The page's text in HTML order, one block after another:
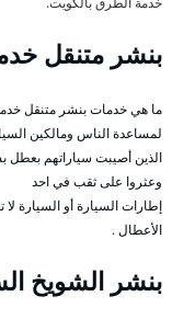
بنشر متنقل
ما هي خدمات بنشر متنقل
لمساعدة الناس ومالكين
الذين أصيبت سياراتهم بعطل
وعثروا على ثقب في احد
إطارات السيارة أو السيارة
الأعطال .
بنشر الشويخ